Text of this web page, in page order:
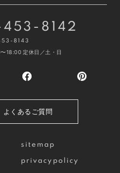
sitemap
privacypolicy
8142
8143
18:00 定休日／土・日
よくあるご質問